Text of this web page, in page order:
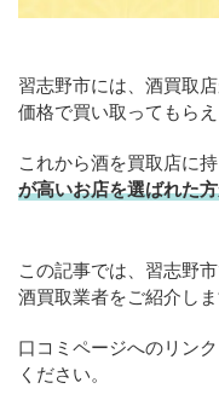
習志野市には、酒買取
価格で買い取ってもら
これから酒を買取店に
が高いお店を選ばれた
この記事では、習志野
酒買取業者をご紹介しま
口コミページへのリン
ください。